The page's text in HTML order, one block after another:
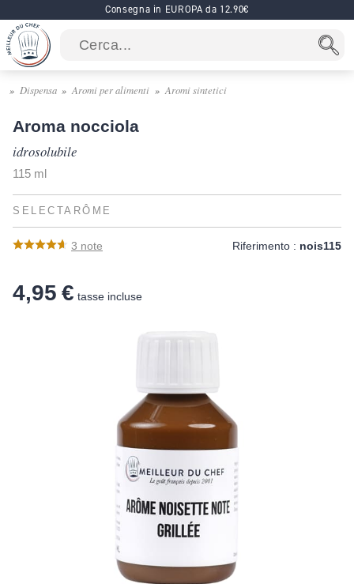
Consegna in EUROPA da 12.90€
Dispensa Aromi per alimenti Aromi sintetici
Aroma nocciola
idrosolubile
115 ml
SELECTARÔME
3 note Riferimento : nois115
4,95 € tasse incluse